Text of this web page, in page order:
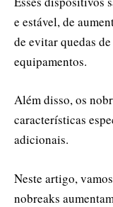
e estável, de
de evitar quedas
equipamentos.
Além disso, os
características
adicionais.
Neste artigo,
nobreaks